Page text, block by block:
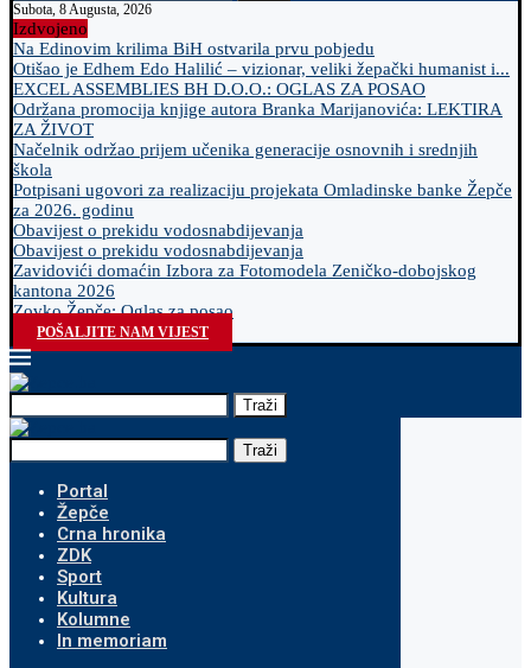
Subota, 8 Augusta, 2026
Izdvojeno
Na Edinovim krilima BiH ostvarila prvu pobjedu
Otišao je Edhem Edo Halilić – vizionar, veliki žepački humanist i...
EXCEL ASSEMBLIES BH D.O.O.: OGLAS ZA POSAO
Održana promocija knjige autora Branka Marijanovića: LEKTIRA
ZA ŽIVOT
Načelnik održao prijem učenika generacije osnovnih i srednjih
škola
Potpisani ugovori za realizaciju projekata Omladinske banke Žepče
za 2026. godinu
Obavijest o prekidu vodosnabdijevanja
Obavijest o prekidu vodosnabdijevanja
Zavidovići domaćin Izbora za Fotomodela Zeničko-dobojskog
kantona 2026
Zovko Žepče: Oglas za posao
POŠALJITE NAM VIJEST
Traži
Traži
Portal
Žepče
Crna hronika
ZDK
Sport
Kultura
Kolumne
In memoriam